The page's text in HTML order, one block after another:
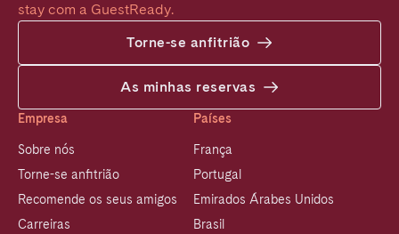
stay com a GuestReady.
Torne-se anfitrião
As minhas reservas
Empresa
Sobre nós
Torne-se anfitrião
Recomende os seus amigos
Carreiras
Países
França
Portugal
Emirados Árabes Unidos
Brasil